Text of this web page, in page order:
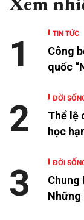
TIN TỨC
Công
quốc
1
ĐỜI
Thể lệ
học
2
ĐỜI
Chung
Những
3